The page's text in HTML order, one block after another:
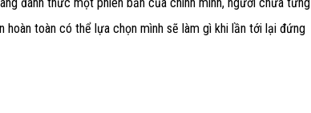
hoàn toàn có thể lựa chọn mình sẽ làm gì khi lần tới lại đứng